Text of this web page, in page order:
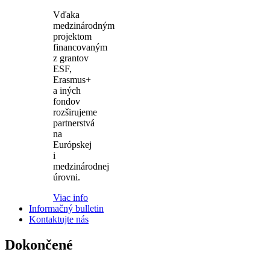
Vďaka
medzinárodným
projektom
financovaným
z grantov
ESF,
Erasmus+
a iných
fondov
rozširujeme
partnerstvá
na
Európskej
i
medzinárodnej
úrovni.
Viac info
Informačný bulletin
Kontaktujte nás
Dokončené